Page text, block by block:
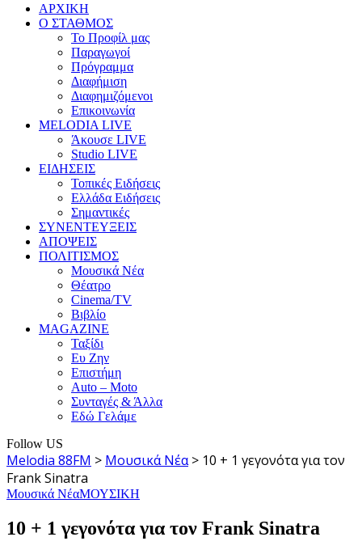
ΑΡΧΙΚΗ
Ο ΣΤΑΘΜΟΣ
Το Προφίλ μας
Παραγωγοί
Πρόγραμμα
Διαφήμιση
Διαφημιζόμενοι
Επικοινωνία
MELODIA LIVE
Άκουσε LIVE
Studio LIVE
ΕΙΔΗΣΕΙΣ
Τοπικές Ειδήσεις
Ελλάδα Ειδήσεις
Σημαντικές
ΣΥΝΕΝΤΕΥΞΕΙΣ
ΑΠΟΨΕΙΣ
ΠΟΛΙΤΙΣΜΟΣ
Μουσικά Νέα
Θέατρο
Cinema/TV
Βιβλίο
MAGAZINE
Ταξίδι
Ευ Ζην
Επιστήμη
Auto – Moto
Συνταγές & Άλλα
Εδώ Γελάμε
Follow US
Melodia 88FM > Μουσικά Νέα> 10 + 1 γεγονότα για τον
Frank Sinatra
Μουσικά ΝέαΜΟΥΣΙΚΗ
10 + 1 γεγονότα για τον Frank Sinatra